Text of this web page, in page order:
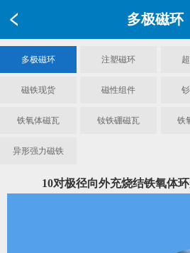
多极磁环
多极磁环 注塑磁环
磁铁现货 磁性组件
铁氧体磁瓦 钕铁硼磁瓦 铁
异形强力磁铁
10对极径向外充烧结铁氧体